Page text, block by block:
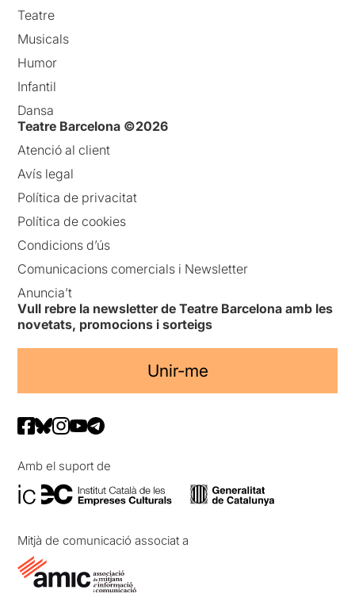
Teatre
Musicals
Humor
Infantil
Dansa
Teatre Barcelona ©2026
Atenció al client
Avís legal
Política de privacitat
Política de cookies
Condicions d’ús
Comunicacions comercials i Newsletter
Anuncia’t
Vull rebre la newsletter de Teatre Barcelona amb les
novetats, promocions i sorteigs
Unir-me
Amb el suport de
Mitjà de comunicació associat a